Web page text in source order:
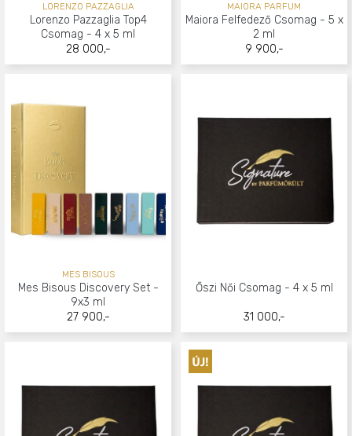
28 000,-
LORENZO PAZZAGLIA
Lorenzo Pazzaglia Top4
Csomag - 4 x 5 ml
9 900,-
MAIORA PARFUM
Maiora Felfedező Csomag - 5 x
2 ml
27 900,-
MES BISOUS
Mes Bisous Discovery Set -
9x3 ml
31 000,-
Őszi Női Csomag - 4 x 5 ml